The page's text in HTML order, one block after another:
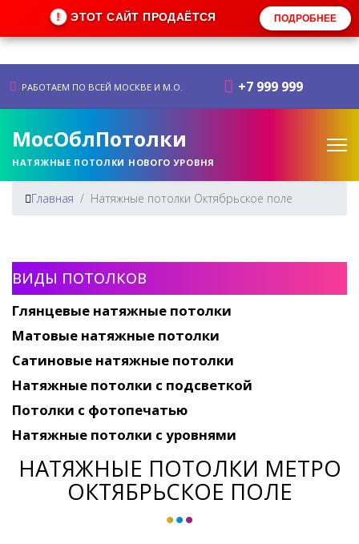
! ЭТОТ САЙТ ПРОДАЁТСЯ ПОДРОБНЕЕ
РАБОТАЕМ ПО ВСЕЙ МОСКВЕ И М.О. +7 999 999
МосОблПотолки
НАТЯЖНЫЕ ПОТОЛКИ НОВОГО УРОВНЯ
Главная Натяжные потолки Октябрьское поле
ВИДЫ ПОТОЛКОВ
Глянцевые натяжные потолки
Матовые натяжные потолки
Сатиновые натяжные потолки
Натяжные потолки с подсветкой
Потолки c фотопечатью
Натяжные потолки c уровнями
НАТЯЖНЫЕ ПОТОЛКИ МЕТРО
ОКТЯБРЬСКОЕ ПОЛЕ